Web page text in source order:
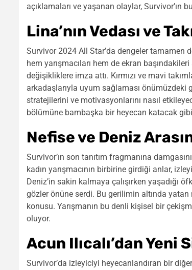
açıklamaları ve yaşanan olaylar, Survivor’ın
Lina’nın Vedası ve
Survivor 2024 All Star’da dengeler tamamen
hem yarışmacıları hem de ekran başındakileri
değişikliklere imza attı. Kırmızı ve mavi
arkadaşlarıyla uyum sağlaması önümüzdeki
stratejilerini ve motivasyonlarını nasıl
bölümüne bambaşka bir heyecan katacak
Nefise ve Deniz
Survivor’ın son tanıtım fragmanına
kadın yarışmacının birbirine girdiği anlar,
Deniz’in sakin kalmaya çalışırken yaşadığı
gözler önüne serdi. Bu gerilimin altında
konusu. Yarışmanın bu denli kişisel bir
oluyor.
Acun Ilıcalı’dan Yeni
Survivor’da izleyiciyi heyecanlandıran bir